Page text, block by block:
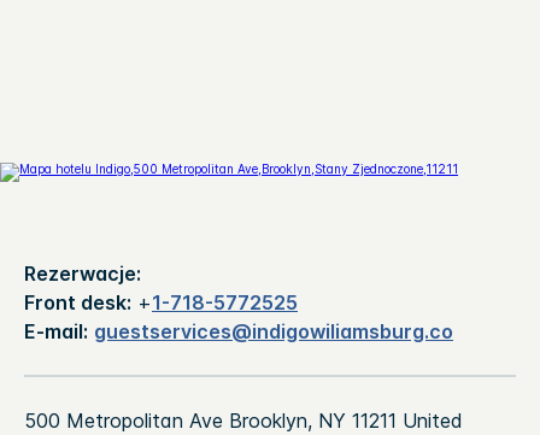
Rezerwacje:
Front desk: +1-718-5772525
E-mail: guestservices@indigowiliamsburg.co
500 Metropolitan Ave Brooklyn, NY 11211 United